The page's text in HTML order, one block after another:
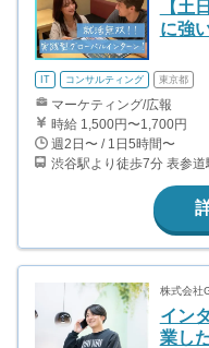
【土
に強
IT コンサルティング 東京都
マーケティング/広報
時給 1,500円〜1,700円
週2日〜 / 1日5時間〜
渋谷駅より徒歩7分 表参
株式会社
イン
業し